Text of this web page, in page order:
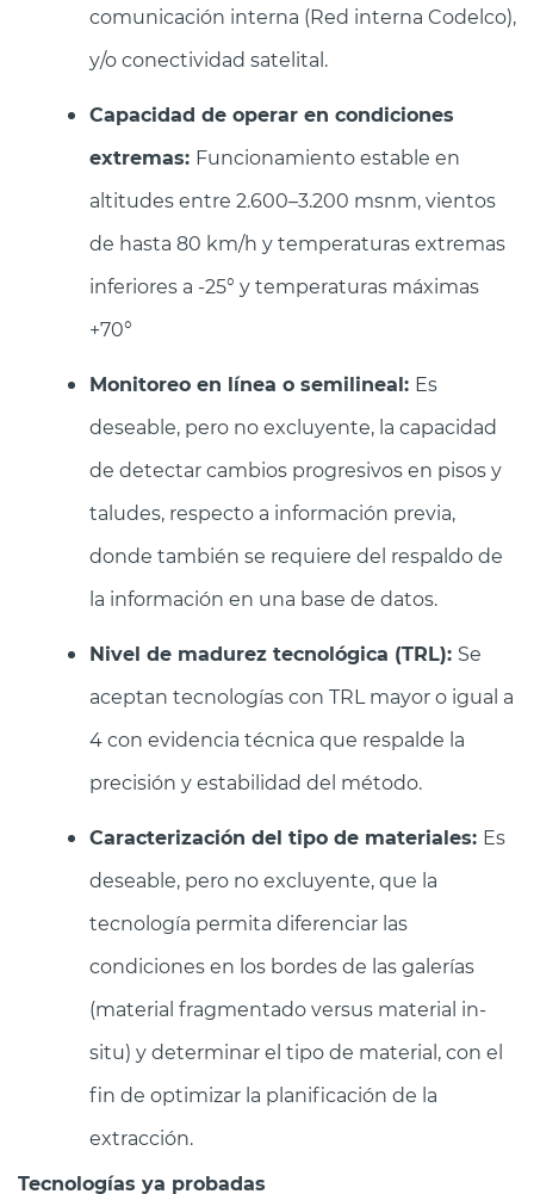
comunicación interna (Red interna Codelco),
y/o conectividad satelital.
Capacidad de operar en condiciones
extremas: Funcionamiento estable en
altitudes entre 2.600–3.200 msnm, vientos
de hasta 80 km/h y temperaturas extremas
inferiores a -25° y temperaturas máximas
+70°
Monitoreo en línea o semilineal: Es
deseable, pero no excluyente, la capacidad
de detectar cambios progresivos en pisos y
taludes, respecto a información previa,
donde también se requiere del respaldo de
la información en una base de datos.
Nivel de madurez tecnológica (TRL): Se
aceptan tecnologías con TRL mayor o igual a
4 con evidencia técnica que respalde la
precisión y estabilidad del método.
Caracterización del tipo de materiales: Es
deseable, pero no excluyente, que la
tecnología permita diferenciar las
condiciones en los bordes de las galerías
(material fragmentado versus material in-
situ) y determinar el tipo de material, con el
fin de optimizar la planificación de la
extracción.
Tecnologías ya probadas